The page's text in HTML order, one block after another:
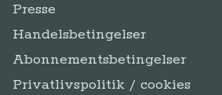
Presse
Handelsbetingelser
Abonnementsbetingelser
Privatlivspolitik / cookies